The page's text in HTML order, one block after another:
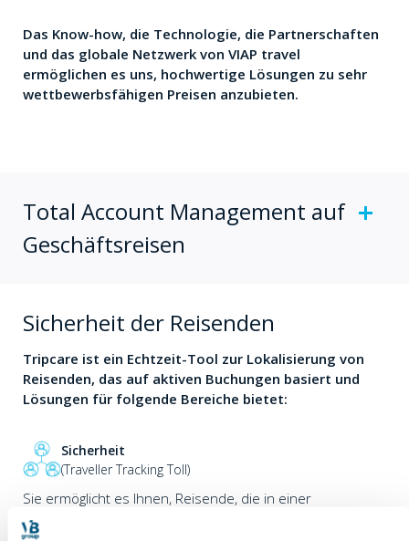
Das Know-how, die Technologie, die Partnerschaften
und das globale Netzwerk von VIAP travel
ermöglichen es uns, hochwertige Lösungen zu sehr
wettbewerbsfähigen Preisen anzubieten.
Total Account Management auf
Geschäftsreisen
Sicherheit der Reisenden
Tripcare ist ein Echtzeit-Tool zur Lokalisierung von
Reisenden, das auf aktiven Buchungen basiert und
Lösungen für folgende Bereiche bietet:
Sicherheit
(Traveller Tracking Toll)
Sie ermöglicht es Ihnen, Reisende, die in einer
Notsituation betroffen sein könnten, zu lokalisieren und
mit ihnen zu kommunizieren.